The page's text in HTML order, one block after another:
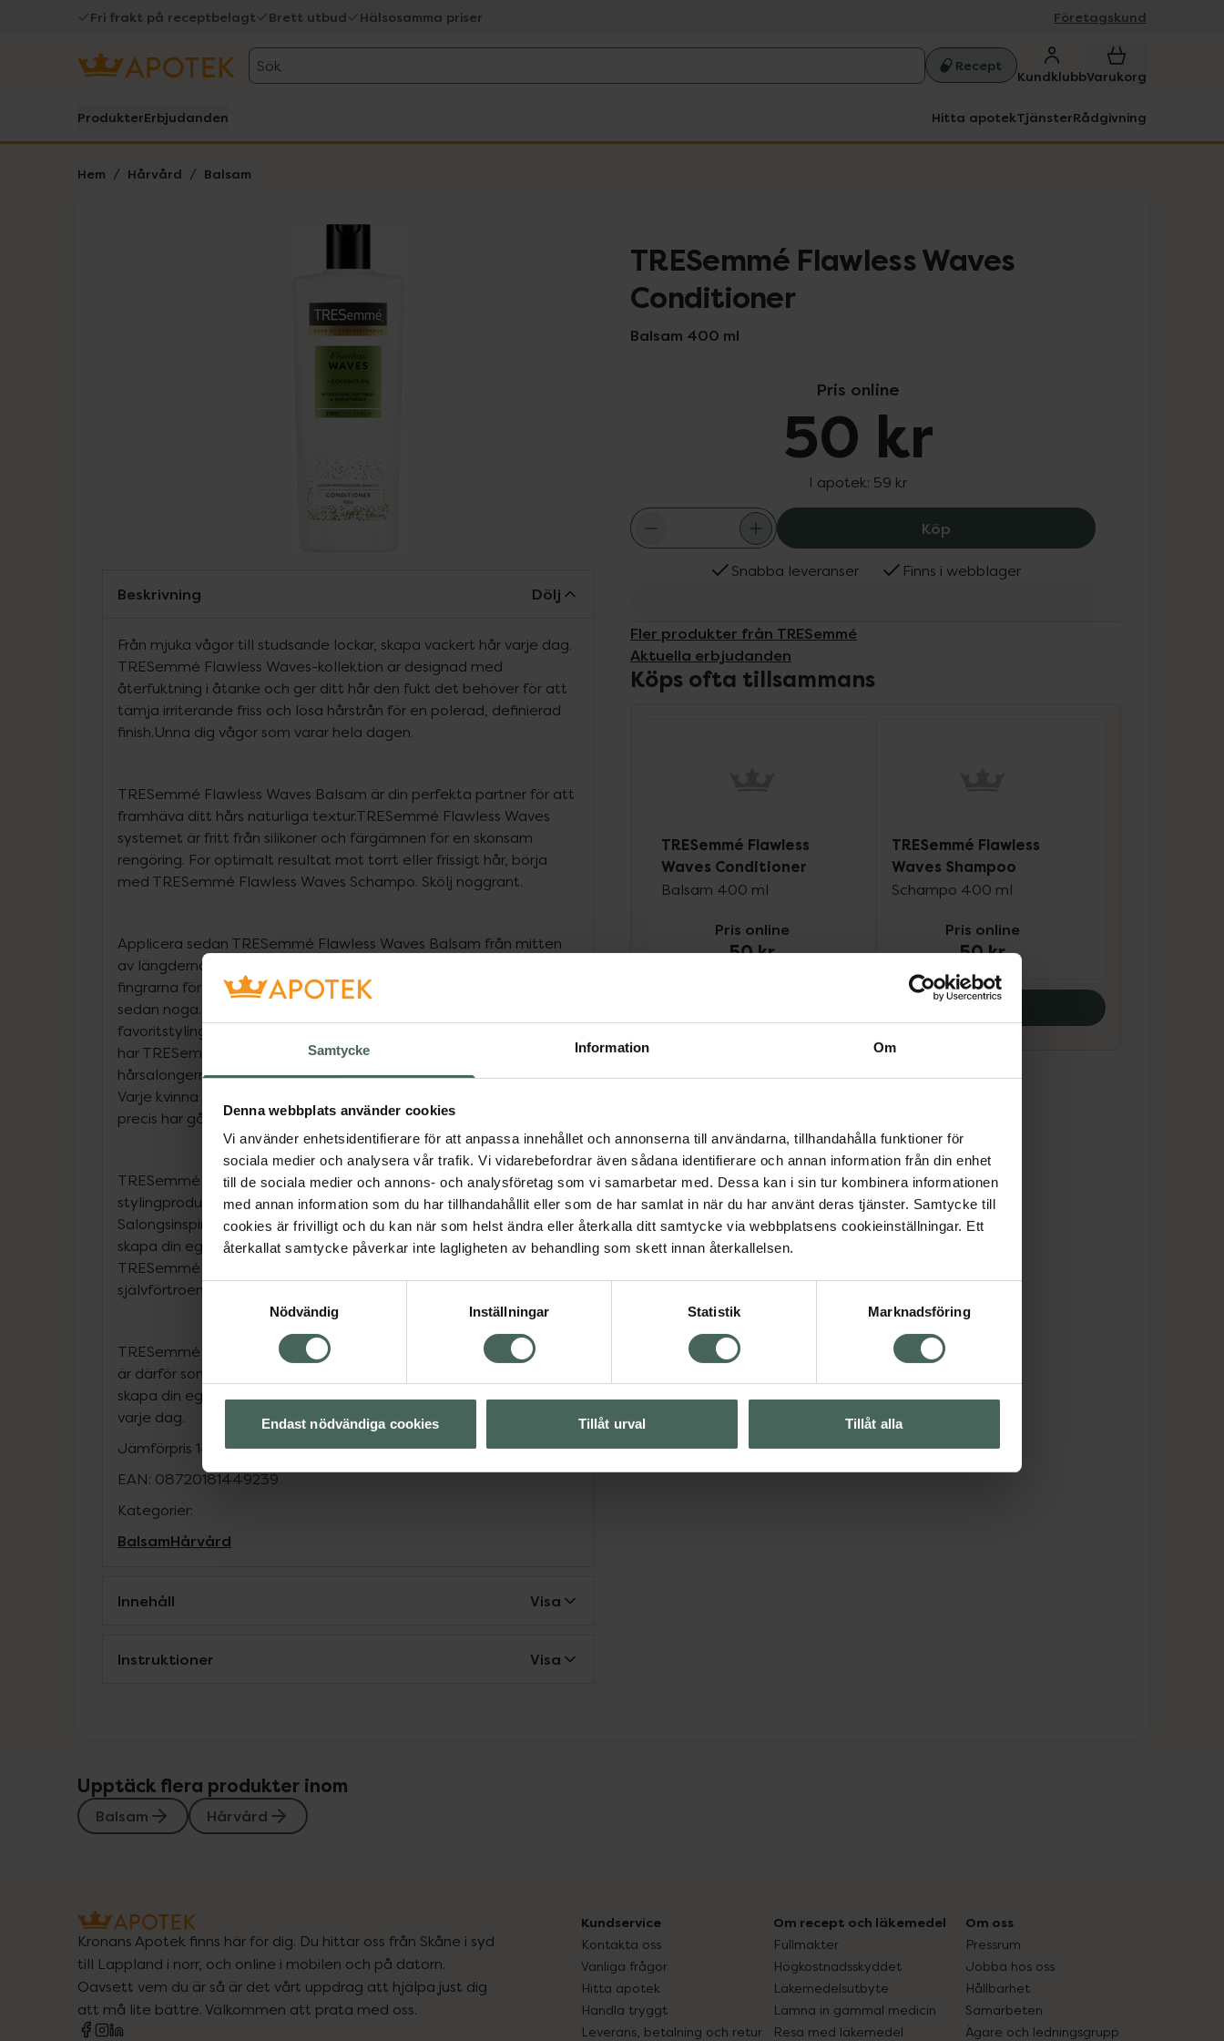
Samtycke Information Om
Denna webbplats använder cookies
Vi använder enhetsidentifierare för att anpassa innehållet och annonserna till användarna, tillhandahålla funktioner för
sociala medier och analysera vår trafik. Vi vidarebefordrar även sådana identifierare och annan information från din enhet
till de sociala medier och annons- och analysföretag som vi samarbetar med. Dessa kan i sin tur kombinera informationen
med annan information som du har tillhandahållit eller som de har samlat in när du har använt deras tjänster. Samtycke till
cookies är frivilligt och du kan när som helst ändra eller återkalla ditt samtycke via webbplatsens cookieinställningar. Ett
återkallat samtycke påverkar inte lagligheten av behandling som skett innan återkallelsen.
Samtyckesval
Nödvändig
Inställningar Statistik Marknadsföring
Endast nödvändiga cookies Tillåt urval Tillåt alla
Fri frakt på receptbelagt Brett utbud Hälsosamma priser Företagskund
Sök Recept
KundklubbVarukorg
ProdukterErbjudanden Hitta apotekTjänsterRådgivning
Hem Hårvård Balsam
TRESemmé Flawless Waves
Conditioner
Balsam 400 ml
Pris online
50 kr
I apotek: 59 kr
Köp TRESemmé Flawless Waves
Snabba leveranser Finns i webblager
Fler produkter från TRESemmé
Aktuella erbjudanden
Köps ofta tillsammans
TRESemmé Flawless
Waves Conditioner
Balsam 400 ml
Pris online
50 kr
TRESemmé Flawless
Waves Shampoo
Schampo 400 ml
Pris online
50 kr
100 kr Köp båda
Beskrivning Dölj
Från mjuka vågor till studsande lockar, skapa vackert hår varje dag.
TRESemmé Flawless Waves-kollektion är designad med
återfuktning i åtanke och ger ditt hår den fukt det behöver för att
tämja irriterande friss och lösa hårstrån för en polerad, definierad
finish.Unna dig vågor som varar hela dagen.
TRESemmé Flawless Waves Balsam är din perfekta partner för att
framhäva ditt hårs naturliga textur.TRESemmé Flawless Waves
systemet är fritt från silikoner och färgämnen för en skonsam
rengöring. För optimalt resultat mot torrt eller frissigt hår, börja
med TRESemmé Flawless Waves Schampo. Skölj noggrant.
Applicera sedan TRESemmé Flawless Waves Balsam från mitten
av längderna till topparna. Använd en bredtandad kam eller
fingrarna för att försiktiga reda ut. Låt verka 2–3 minuter och skölj
sedan noga. Avsluta med att styla med dina
favoritstylingprodukter från TRESemmé efter behov. I över 70 år
har TRESemmé hjälpt kvinnor att uttrycka sig. Med ursprung från
hårsalongerna har TRESemmé alltid drivits av en enkel sanning:
Varje kvinna förtjänar att se och känna sig fantastisk. Som om de
precis har gått ut ur salongen.
TRESemmé är dedikerade till att skapa hårvård och
stylingprodukter som är av salongskvalitet, men utan salongspriset.
Salongsinspirerade och testade produkter som hjälper dig att
skapa din egen stil och uppleva en salongskänsla varje dag.
TRESemmé främjar värdena av självständighet och
självförtroende.
TRESemmé förstår hårets kraft för att öka ditt välmående och det
är därför som vi erbjuder professionell hårvård som hjälper dig
skapa din egen stil hemma och uppleva den härliga salongskänslan
varje dag.
Jämförpris 147,50 kr/l
EAN: 08720181449239
Kategorier:
BalsamHårvård
Innehåll Visa
Instruktioner Visa
Upptäck flera produkter inom
Balsam Hårvård
Kronans Apotek finns här för dig. Du hittar oss från Skåne i syd
till Lappland i norr, och online i mobilen och på datorn.
Oavsett vem du är så är det vårt uppdrag att hjälpa just dig
att må lite bättre. Välkommen att prata med oss.
Kundservice
Kontakta oss
Vanliga frågor
Hitta apotek
Handla tryggt
Leverans, betalning och retur
Om recept och läkemedel
Fullmakter
Högkostnadsskyddet
Läkemedelsutbyte
Lämna in gammal medicin
Resa med läkemedel
Om oss
Pressrum
Jobba hos oss
Hållbarhet
Samarbeten
Ägare och ledningsgrupp